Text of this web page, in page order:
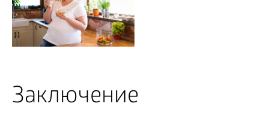
Заключение